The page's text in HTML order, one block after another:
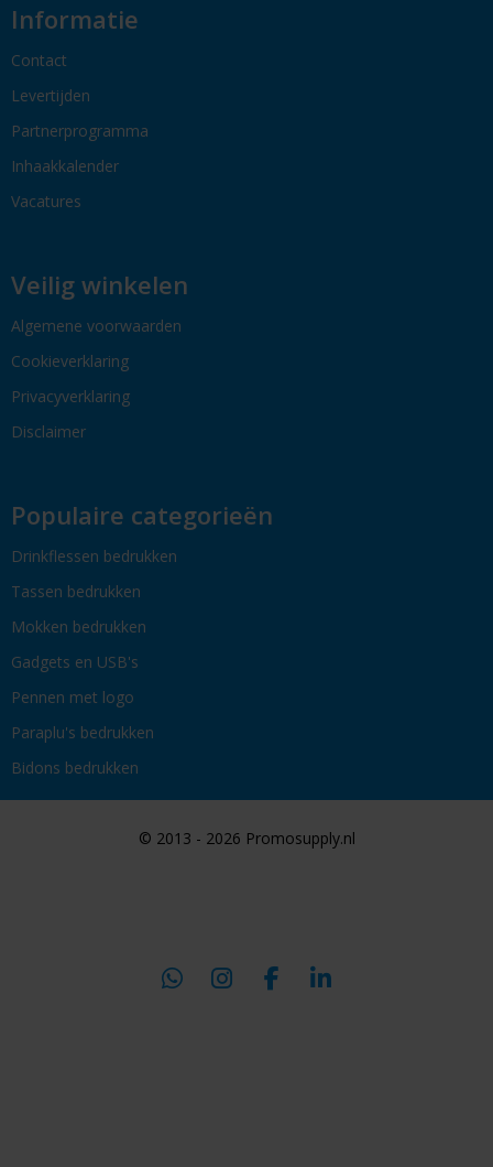
Informatie
Contact
Levertijden
Partnerprogramma
Inhaakkalender
Vacatures
Veilig winkelen
Algemene voorwaarden
Cookieverklaring
Privacyverklaring
Disclaimer
Populaire categorieën
Drinkflessen bedrukken
Tassen bedrukken
Mokken bedrukken
Gadgets en USB's
Pennen met logo
Paraplu's bedrukken
Bidons bedrukken
© 2013 - 2026 Promosupply.nl